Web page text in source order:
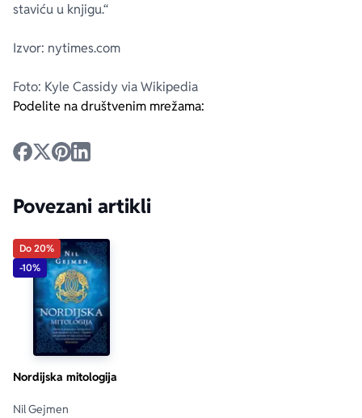
staviću u knjigu.“
Izvor: nytimes.com
Foto: Kyle Cassidy via Wikipedia
Podelite na društvenim mrežama:
Povezani artikli
Do 20%
-10%
Nordijska mitologija
Nil Gejmen